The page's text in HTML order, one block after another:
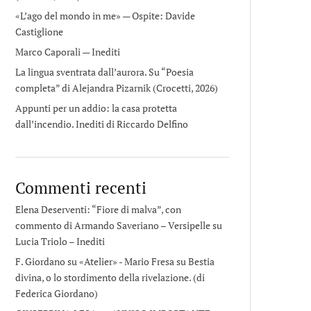
«L’ago del mondo in me» — Ospite: Davide
Castiglione
Marco Caporali — Inediti
La lingua sventrata dall’aurora. Su “Poesia
completa” di Alejandra Pizarnik (Crocetti, 2026)
Appunti per un addio: la casa protetta
dall’incendio. Inediti di Riccardo Delfino
Commenti recenti
Elena Deserventi: “Fiore di malva”, con
commento di Armando Saveriano – Versipellesu
Lucia Triolo – Inediti
F. Giordano su «Atelier» - Mario FresasuBestia
divina, o lo stordimento della rivelazione. (di
Federica Giordano)